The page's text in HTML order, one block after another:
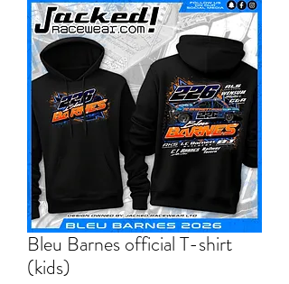
Bleu Barnes official T-shirt
(kids)